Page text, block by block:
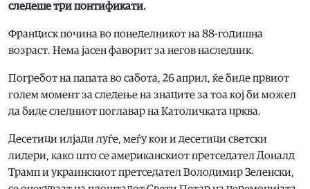
следеше три понтификати.
Франциск почина во понеделникот на 88-годишна
возраст. Нема јасен фаворит за негов наследник.
Погребот на папата во сабота, 26 април, ќе биде првиот
голем момент за следење на знаците за тоа кој би можел
да биде следниот поглавар на Католичката црква.
Десетици илјади луѓе, меѓу кои и десетици светски
лидери, како што се американскиот претседател Доналд
Трамп и украинскиот претседател Володимир Зеленски,